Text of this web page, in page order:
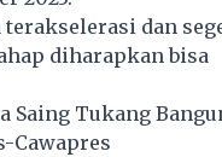
dan
diharapkan bisa
Tukang
Cawapres